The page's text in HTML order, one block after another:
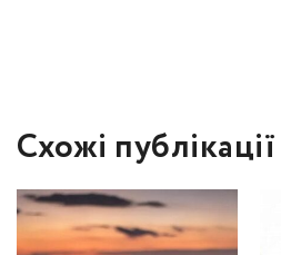
Схожі публікації